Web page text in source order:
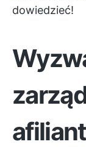
dowiedzieć!